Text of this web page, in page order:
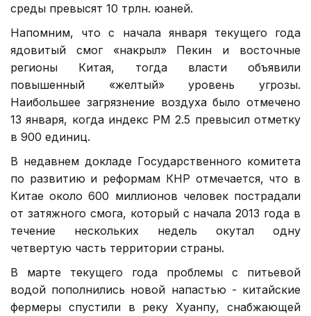
среды превысят 10 трлн. юаней.
Напомним, что с начала января текущего года
ядовитый смог «накрыл» Пекин и восточные
регионы Китая, тогда власти объявили
повышенный «желтый» уровень угрозы.
Наибольшее загрязнение воздуха было отмечено
13 января, когда индекс PM 2.5 превысил отметку
в 900 единиц.
В недавнем докладе Государственного комитета
по развитию и реформам КНР отмечается, что в
Китае около 600 миллионов человек пострадали
от затяжного смога, который с начала 2013 года в
течение нескольких недель окутал одну
четвертую часть территории страны.
В марте текущего года проблемы с питьевой
водой пополнились новой напастью - китайские
фермеры спустили в реку Хуанпу, снабжающей